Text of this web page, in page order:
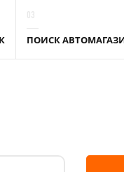
ПОИСК